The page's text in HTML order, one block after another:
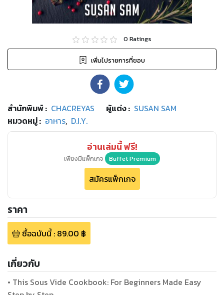
0 Ratings
เพิ่มไปรายการที่ชอบ
สำนักพิมพ์: CHACREYAS ผู้แต่ง : SUSAN SAM
หมวดหมู่: อาหาร, D.I.Y.
อ่านเล่มนี้ ฟรี!
เพียงมีแพ็กเกจ Buffet Premium
สมัครแพ็กเกจ
ราคา
ซื้อฉบับนี้: 89.00 ฿
เกี่ยวกับ
• This Sous Vide Cookbook: For Beginners Made Easy